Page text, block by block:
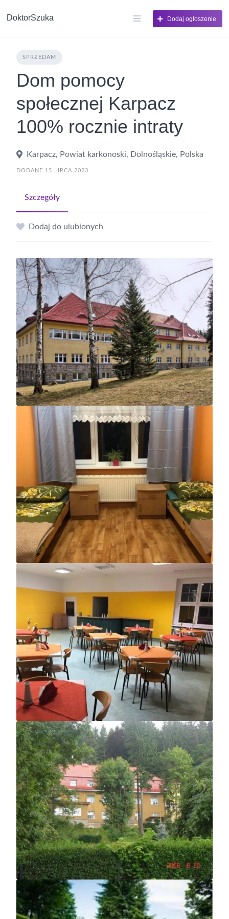
DoktorSzuka Dodaj ogłoszenie
SPRZEDAM
Dom pomocy
społecznej Karpacz
100% rocznie intraty
Karpacz, Powiat karkonoski, Dolnośląskie, Polska
DODANE 15 LIPCA 2023
Szczegóły
Dodaj do ulubionych